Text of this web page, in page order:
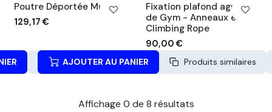
Poutre Déportée Murale
129,17€
Produits similaires APERÇU RAPIDE
Fixation plafond agrès
de Gym - Anneaux et
Climbing Rope
90,00€
AJOUTER AU PANIER
Produits similaires
Affichage 0 de 8 résultats